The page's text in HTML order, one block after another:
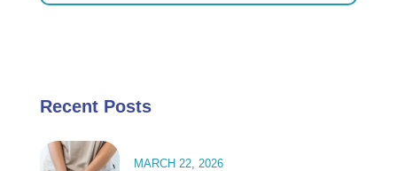
Recent Posts
MARCH 22, 2026